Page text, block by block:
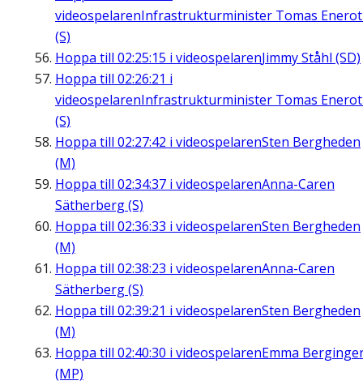
videospelarenInfrastrukturminister Tomas
(S)
Hoppa till 02:25:15 i videospelarenJimmy Ståhl (SD)
Hoppa till 02:26:21 i
videospelarenInfrastrukturminister Tomas
(S)
Hoppa till 02:27:42 i videospelarenSten Bergheden
(M)
Hoppa till 02:34:37 i videospelarenAnna-Caren
Sätherberg (S)
Hoppa till 02:36:33 i videospelarenSten Bergheden
(M)
Hoppa till 02:38:23 i videospelarenAnna-Caren
Sätherberg (S)
Hoppa till 02:39:21 i videospelarenSten Bergheden
(M)
Hoppa till 02:40:30 i videospelarenEmma
(MP)